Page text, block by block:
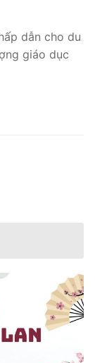
dẫn cho du
giáo dục